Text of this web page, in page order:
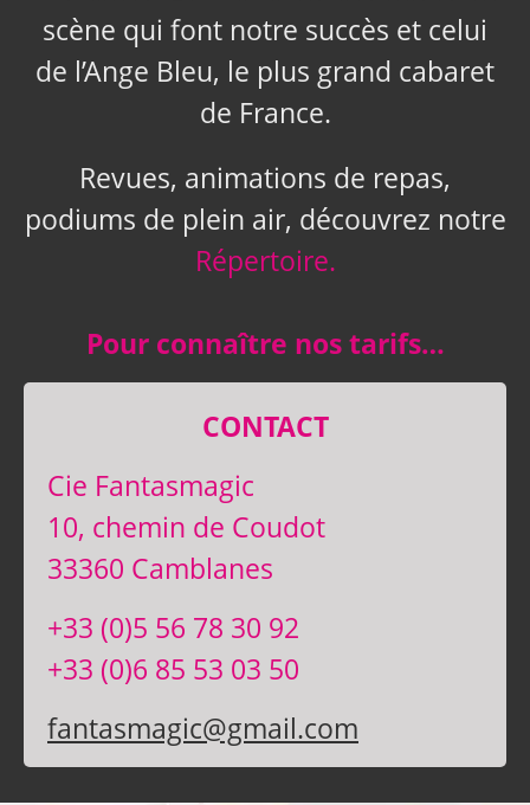
scène qui font notre succès et celui
de l’Ange Bleu, le plus grand cabaret
de France.
Revues, animations de repas,
podiums de plein air, découvrez notre
Répertoire.
Pour connaître nos tarifs…
CONTACT
Cie Fantasmagic
10, chemin de Coudot
33360 Camblanes
+33 (0)5 56 78 30 92
+33 (0)6 85 53 03 50
fantasmagic@gmail.com